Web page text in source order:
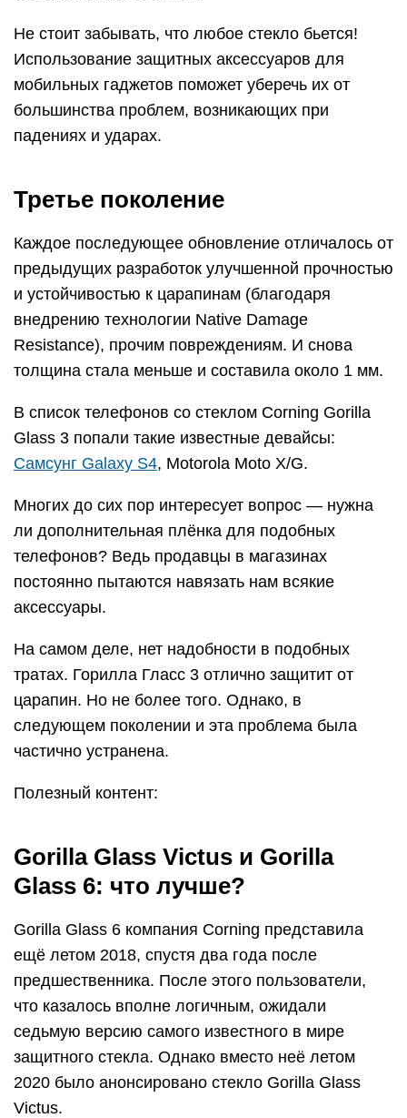
Не стоит забывать, что любое стекло бьется!
Использование защитных аксессуаров для
мобильных гаджетов поможет уберечь их от
большинства проблем, возникающих при
падениях и ударах.
Третье поколение
Каждое последующее обновление отличалось от
предыдущих разработок улучшенной прочностью
и устойчивостью к царапинам (благодаря
внедрению технологии Native Damage
Resistance), прочим повреждениям. И снова
толщина стала меньше и составила около 1 мм.
В список телефонов со стеклом Corning Gorilla
Glass 3 попали такие известные девайсы:
Самсунг Galaxy S4, Motorola Moto X/G.
Многих до сих пор интересует вопрос — нужна
ли дополнительная плёнка для подобных
телефонов? Ведь продавцы в магазинах
постоянно пытаются навязать нам всякие
аксессуары.
На самом деле, нет надобности в подобных
тратах. Горилла Гласс 3 отлично защитит от
царапин. Но не более того. Однако, в
следующем поколении и эта проблема была
частично устранена.
Полезный контент:
Gorilla Glass Victus и Gorilla
Glass 6: что лучше?
Gorilla Glass 6 компания Corning представила
ещё летом 2018, спустя два года после
предшественника. После этого пользователи,
что казалось вполне логичным, ожидали
седьмую версию самого известного в мире
защитного стекла. Однако вместо неё летом
2020 было анонсировано стекло Gorilla Glass
Victus.